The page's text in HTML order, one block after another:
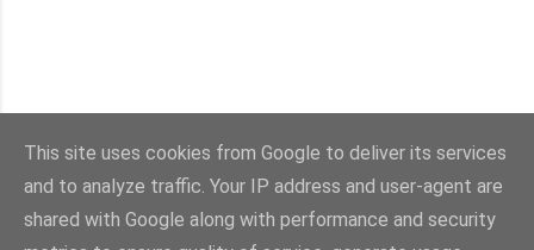
Con la tecnología de Blogger
This site uses cookies from Google to deliver its services
and to analyze traffic. Your IP address and user-agent are
shared with Google along with performance and security